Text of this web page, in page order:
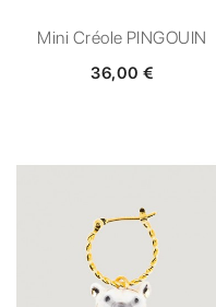
Mini Créole PINGOUIN
36,00 €